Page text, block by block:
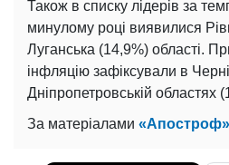
Також в списку лідерів за
минулому році виявилися
Луганська (14,9%) області.
інфляцію зафіксували в
Дніпропетровській областях
За матеріалами «Апостроф»